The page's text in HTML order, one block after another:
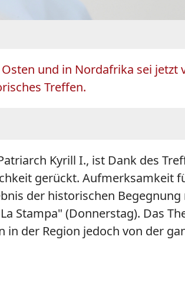
und in Nordafrika sei
Treffen.
Kyrill I., ist Dank des
gerückt. Aufmerksamkeit
der historischen
Stampa" (Donnerstag). Das
der Region jedoch von der